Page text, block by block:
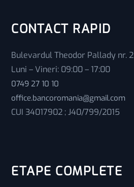
CONTACT RAPID
Bulevardul Theodor Pallady nr. 2
Luni – Vineri: 09:00 – 17:00
0749 27 10 10
office.bancoromania@gmail.com
CUI 34017902 ; J40/799/2015
ETAPE COMPLETE